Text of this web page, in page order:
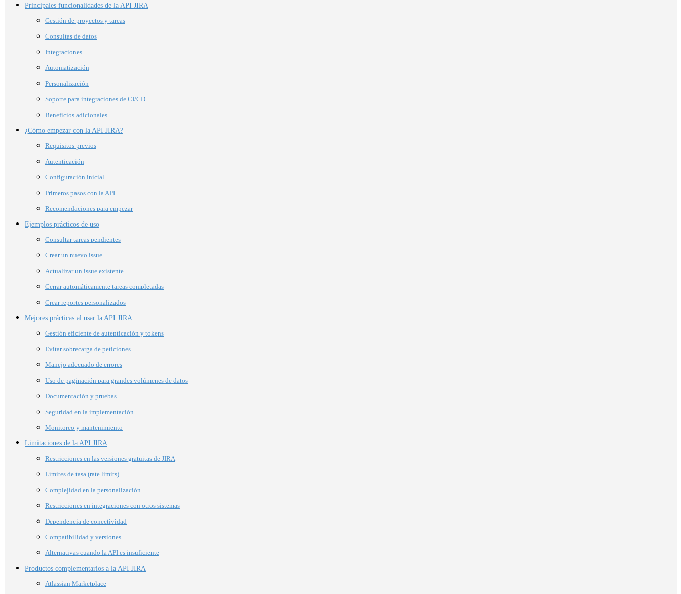
Principales funcionalidades de la API JIRA
Gestión de proyectos y tareas
Consultas de datos
Integraciones
Automatización
Personalización
Soporte para integraciones de CI/CD
Beneficios adicionales
¿Cómo empezar con la API JIRA?
Requisitos previos
Autenticación
Configuración inicial
Primeros pasos con la API
Recomendaciones para empezar
Ejemplos prácticos de uso
Consultar tareas pendientes
Crear un nuevo issue
Actualizar un issue existente
Cerrar automáticamente tareas completadas
Crear reportes personalizados
Mejores prácticas al usar la API JIRA
Gestión eficiente de autenticación y tokens
Evitar sobrecarga de peticiones
Manejo adecuado de errores
Uso de paginación para grandes volúmenes de datos
Documentación y pruebas
Seguridad en la implementación
Monitoreo y mantenimiento
Limitaciones de la API JIRA
Restricciones en las versiones gratuitas de JIRA
Límites de tasa (rate limits)
Complejidad en la personalización
Restricciones en integraciones con otros sistemas
Dependencia de conectividad
Compatibilidad y versiones
Alternativas cuando la API es insuficiente
Productos complementarios a la API JIRA
Atlassian Marketplace